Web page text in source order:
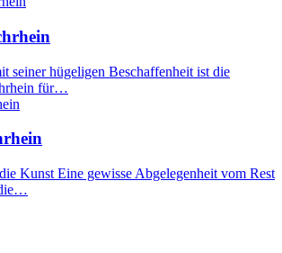
seiner hügeligen Beschaffenheit ist die
für…
Kunst Eine gewisse Abgelegenheit vom Rest